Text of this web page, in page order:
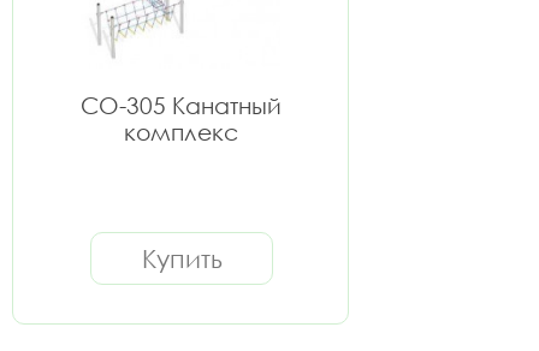
СО-305 Канатный
комплекс
Купить